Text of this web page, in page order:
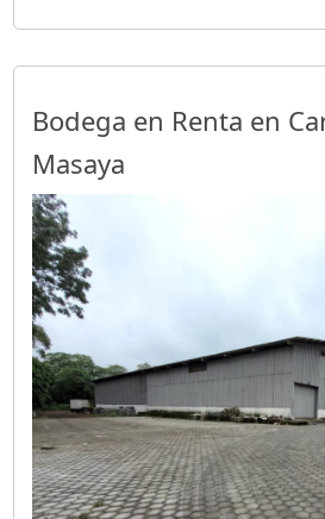
Bodega en Renta en
Masaya